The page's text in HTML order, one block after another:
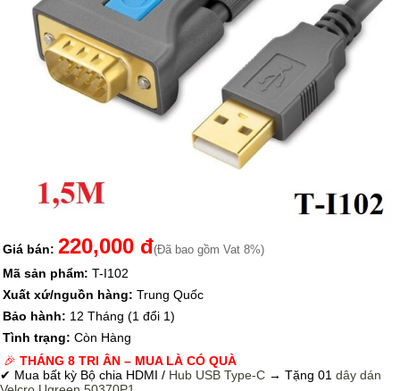
Giá bán: 220,000 đ(Đã bao gồm Vat 8%)
Mã sản phẩm: T-I102
Xuất xứ/nguồn hàng: Trung Quốc
Bảo hành: 12 Tháng (1 đổi 1)
Tình trạng: Còn Hàng
🎉 THÁNG 8 TRI ÂN – MUA LÀ CÓ QUÀ
✔ Mua bất kỳ Bộ chia HDMI / Hub USB Type-C → Tặng 01 dây dán